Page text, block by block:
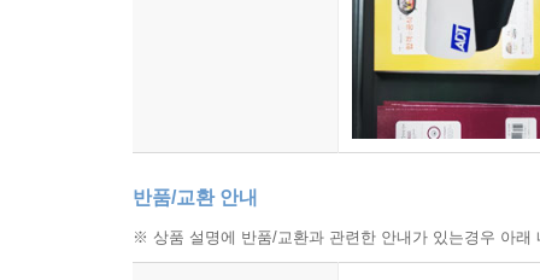
반품/교환 안내
※ 상품 설명에 반품/교환과 관련한 안내가 있는경우 아